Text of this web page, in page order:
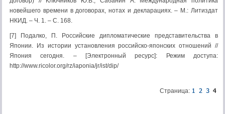
новейшего времени в договорах, нотах и декларациях. – М.: Литиздат
НКИД. – Ч. 1. – С. 168.
[7] Подалко, П. Российские дипломатические представительства в
Японии. Из истории установления российско-японских отношений //
Япония сегодня. – [Электронный ресурс]: Режим доступа:
http://www.ricolor.org/rz/iaponia/jr/ist/dip/
Страница: